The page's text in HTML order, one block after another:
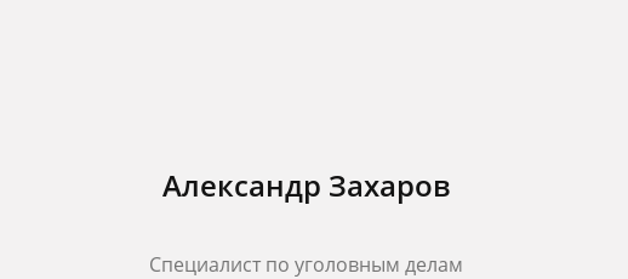
Александр Захаров
Специалист по уголовным делам